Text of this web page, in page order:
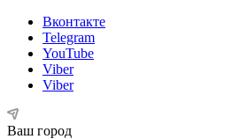
Вконтакте
Telegram
YouTube
Viber
Viber
Ваш город